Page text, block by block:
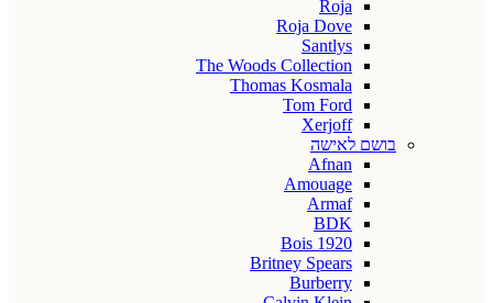
Roja
Roja Dove
Santlys
The Woods Collection
Thomas Kosmala
Tom Ford
Xerjoff
בושם לאישה
Afnan
Amouage
Armaf
BDK
Bois 1920
Britney Spears
Burberry